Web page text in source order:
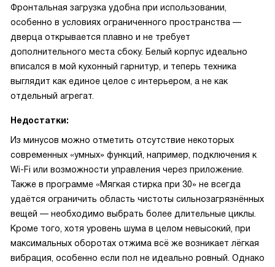
Фронтальная загрузка удобна при использовании,
особенно в условиях ограниченного пространства —
дверца открывается плавно и не требует
дополнительного места сбоку. Белый корпус идеально
вписался в мой кухонный гарнитур, и теперь техника
выглядит как единое целое с интерьером, а не как
отдельный агрегат.
Недостатки:
Из минусов можно отметить отсутствие некоторых
современных «умных» функций, например, подключения к
Wi-Fi или возможности управления через приложение.
Также в программе «Мягкая стирка при 30» не всегда
удаётся ограничить область чистоты сильнозагрязнённых
вещей — необходимо выбрать более длительные циклы.
Кроме того, хотя уровень шума в целом невысокий, при
максимальных оборотах отжима всё же возникает лёгкая
вибрация, особенно если пол не идеально ровный. Однако